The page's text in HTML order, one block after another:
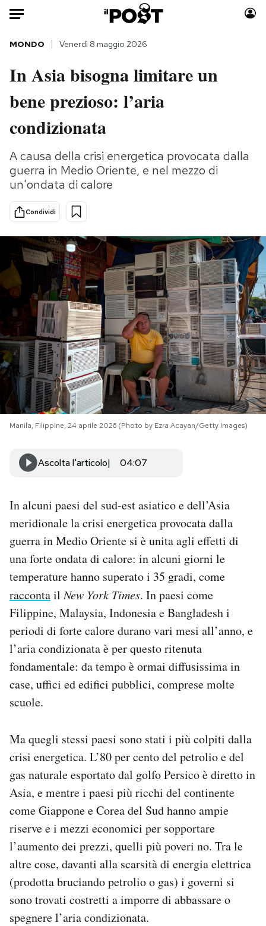
Auto
HOME
Italia
Politica
Tecnologia
Internet
Scienza
Cultura
Economia
Sport
Moda
Storie/Idee
Ok Boomer!
Mondiali calcio 2026
PODCAST
NEWSLETTER
I MIEI PREFERITI
SHOP
Area Personale
Newsletter
Notifiche mobile
Regala il Post
Hai bisogno di aiuto?
MONDO Venerdì 8 maggio 2026
In Asia bisogna limitare un
bene prezioso: l’aria
condizionata
A causa della crisi energetica provocata dalla
guerra in Medio Oriente, e nel mezzo di
un'ondata di calore
Condividi
Manila, Filippine, 24 aprile 2026 (Photo by Ezra Acayan/Getty Images)
Ascolta l'articolo 04:07
In alcuni paesi del sud-est asiatico e dell’Asia
meridionale la crisi energetica provocata dalla
guerra in Medio Oriente si è unita agli effetti di
una forte ondata di calore: in alcuni giorni le
temperature hanno superato i 35 gradi, come
raccontailNew York Times. In paesi come
Filippine, Malaysia, Indonesia e Bangladesh i
periodi di forte calore durano vari mesi all’anno, e
l’aria condizionata è per questo ritenuta
fondamentale: da tempo è ormai diffusissima in
case, uffici ed edifici pubblici, comprese molte
scuole.
Ma quegli stessi paesi sono stati i più colpiti dalla
crisi energetica. L’80 per cento del petrolio e del
gas naturale esportato dal golfo Persico è diretto in
Asia, e mentre i paesi più ricchi del continente
come Giappone e Corea del Sud hanno ampie
riserve e i mezzi economici per sopportare
l’aumento dei prezzi, quelli più poveri no. Tra le
altre cose, davanti alla scarsità di energia elettrica
(prodotta bruciando petrolio o gas) i governi si
sono trovati costretti a imporre di abbassare o
spegnere l’aria condizionata.